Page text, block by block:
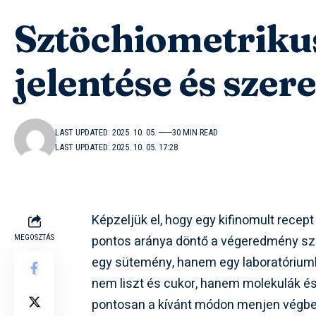
jelentése és
LAST UPDATED: 2025. 10. 05. 17:28
LAST UPDATED: 2025. 10. 05. 30 MIN READ
MEGOSZTÁS
Képzeljük el, hogy egy kifinomult
pontos aránya döntő a végeredmény
egy sütemény, hanem egy
nem liszt és cukor, hanem molekulák
pontosan a kívánt módon menjen